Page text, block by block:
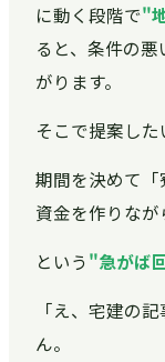
に動く段階で"
ると、条件の
がります。
そこで提案した
期間を決めて
資金を作りな
という"急がば
「え、宅建の
ん。